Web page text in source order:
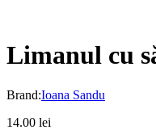
Limanul cu
Brand:Ioana Sandu
14.00 lei